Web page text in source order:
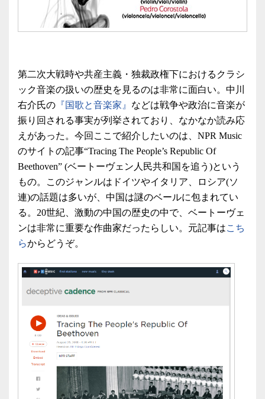
第二次大戦時や共産主義・独裁政権下におけるクラシ
ック音楽の扱いの歴史を見るのは非常に面白い。中川
右介氏の 『国歌と音楽家』 などは戦争や政治に音楽が
振り回される事実が列挙されており、なかなか読み応
えがあった。今回ここで紹介したいのは、NPR Music
のサイトの記事“Tracing The People’s Republic Of
Beethoven” (ベートーヴェン人民共和国を追う)という
もの。このジャンルはドイツやイタリア、ロシア(ソ
連)の話題は多いが、中国は謎のベールに包まれてい
る。20世紀、激動の中国の歴史の中で、ベートーヴェ
ンは非常に重要な作曲家だったらしい。元記事はこち
らからどうぞ。